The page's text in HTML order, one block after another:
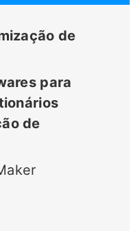
de
para
de